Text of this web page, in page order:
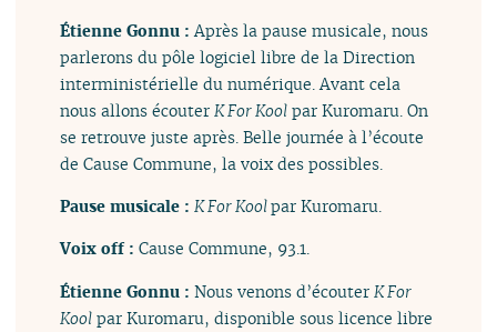
Étienne Gonnu :Après la pause musicale, nous
parlerons du pôle logiciel libre de la Direction
interministérielle du numérique. Avant cela
nous allons écouter K For Kool par Kuromaru. On
se retrouve juste après. Belle journée à l’écoute
de Cause Commune, la voix des possibles.
Pause musicale :K For Koolpar Kuromaru.
Voix off :Cause Commune, 93.1.
Étienne Gonnu :Nous venons d’écouterK For
Kool par Kuromaru, disponible sous licence libre